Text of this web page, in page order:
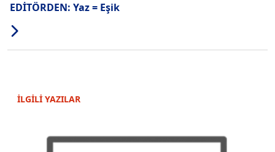
EDİTÖRDEN: Yaz = Eşik
İLGİLİ YAZILAR